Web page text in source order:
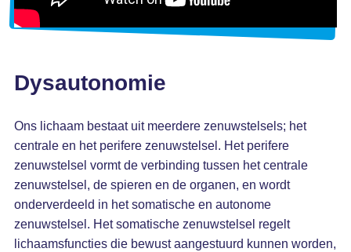
Dysautonomie
Ons lichaam bestaat uit meerdere zenuwstelsels; het
centrale en het perifere zenuwstelsel. Het perifere
zenuwstelsel vormt de verbinding tussen het centrale
zenuwstelsel, de spieren en de organen, en wordt
onderverdeeld in het somatische en autonome
zenuwstelsel. Het somatische zenuwstelsel regelt
lichaamsfuncties die bewust aangestuurd kunnen worden,